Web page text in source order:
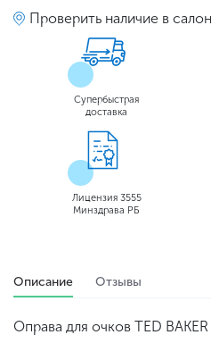
Проверить наличие в
Супербыстрая
доставка
Лицензия 3555
Минздрава РБ
Описание Отзывы
Оправа для очков TED